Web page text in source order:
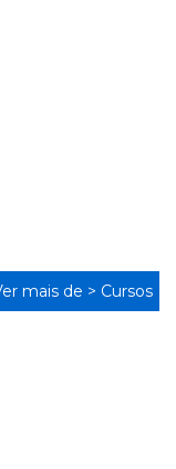
mais de > Cursos